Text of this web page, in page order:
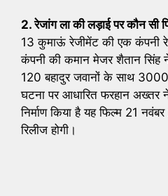
2. रेजांग ला की लड़ाई पर कौन सी
13 कुमाऊं रेजीमेंट की एक कंपनी
कंपनी की कमान मेजर शैतान
120 बहादुर जवानों के साथ
घटना पर आधारित फरहान अख्तर
निर्माण किया है यह फिल्म 21
रिलीज होगी।